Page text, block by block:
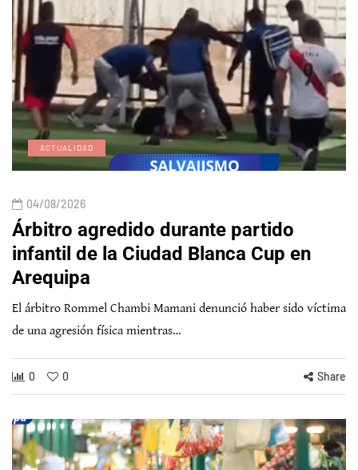
ACTUALIDAD
04/08/2026
Árbitro agredido durante partido
infantil de la Ciudad Blanca Cup en
Arequipa
El árbitro Rommel Chambi Mamani denunció haber sido víctima
de una agresión física mientras…
0 0 Share